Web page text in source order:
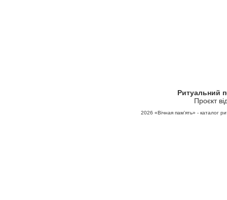
Ритуальний
Проєкт
2026 «Вічная пам'ять» - каталог